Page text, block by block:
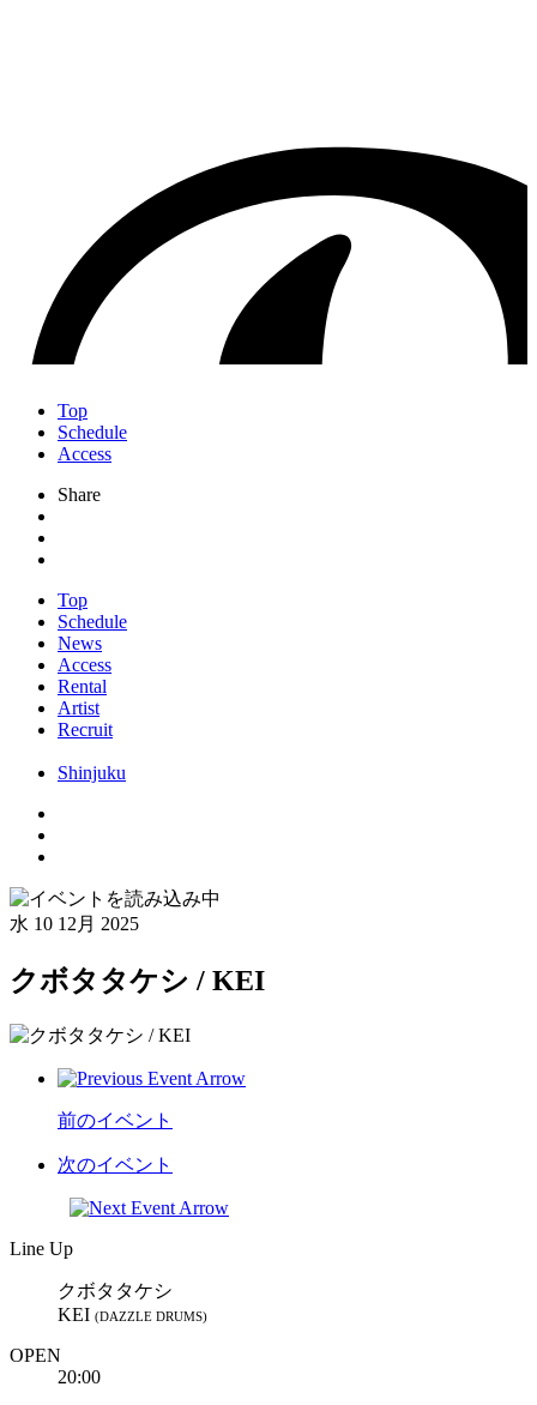
Top
Schedule
Access
Share
Top
Schedule
News
Access
Rental
Artist
Recruit
Shinjuku
水 10 12月 2025
クボタタケシ / KEI
前のイベント
次のイベント
Line Up
クボタタケシ
KEI (DAZZLE DRUMS)
OPEN
20:00